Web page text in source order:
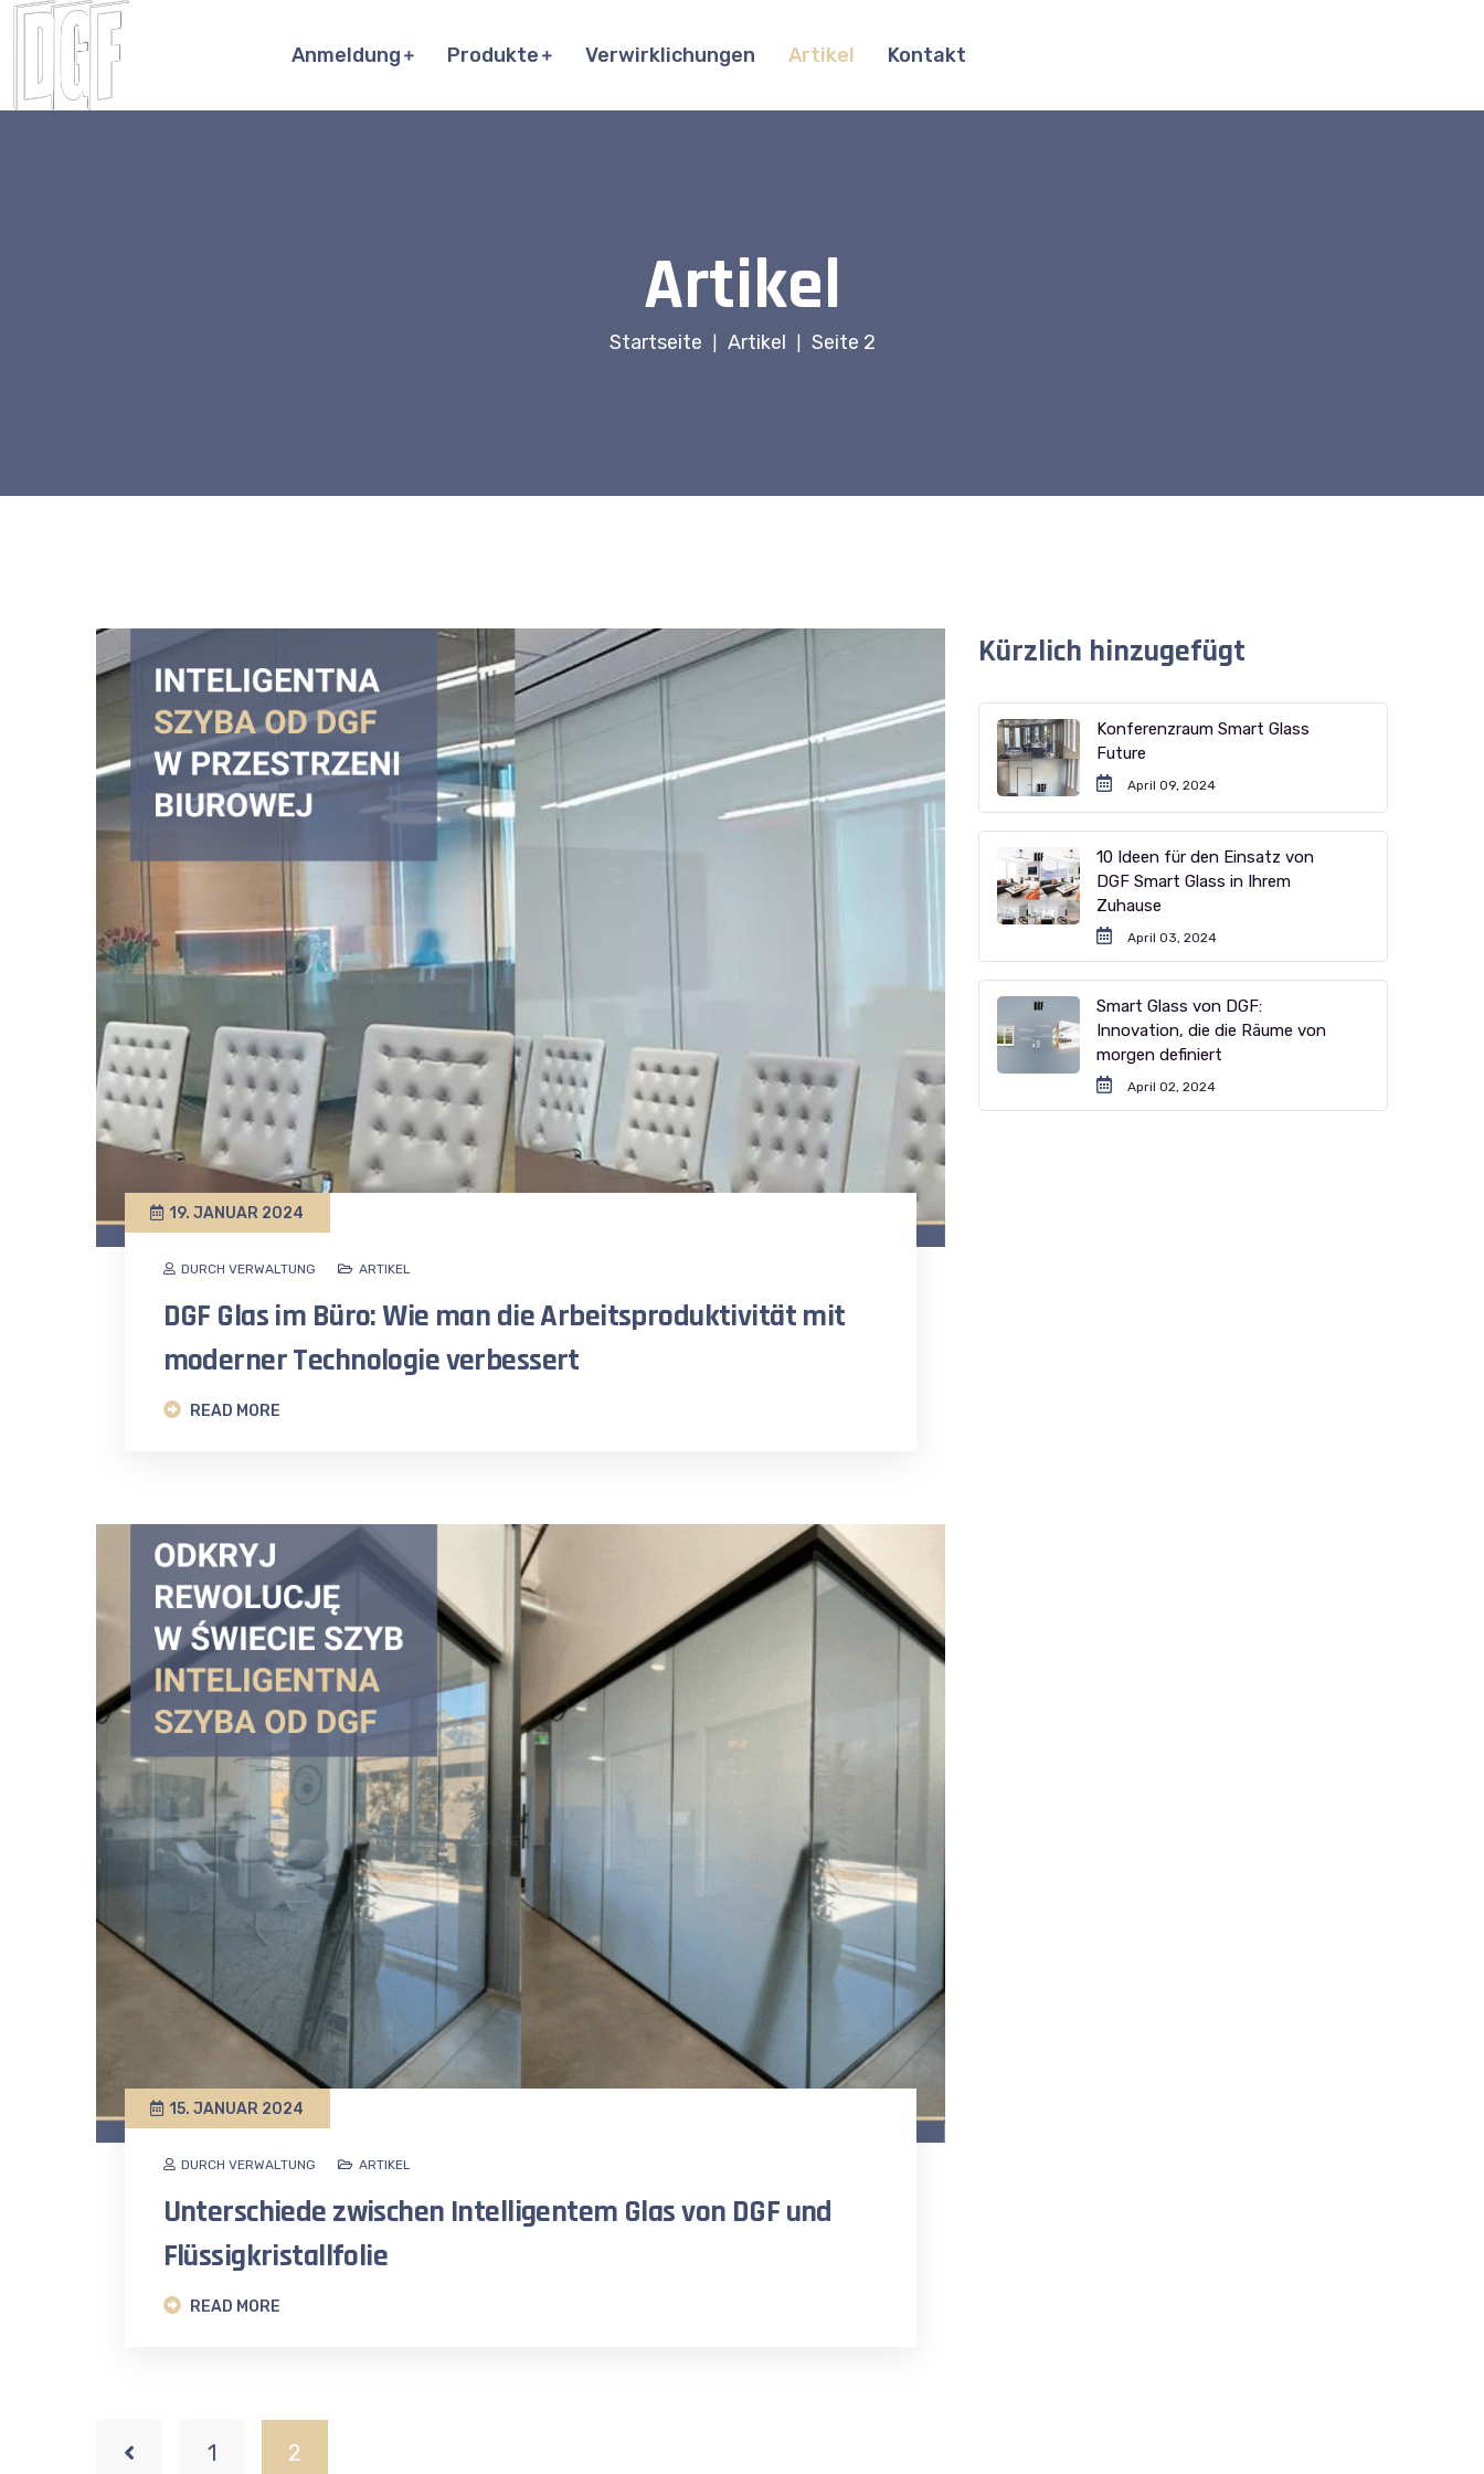
Anmeldung Produkte Verwirklichungen Artikel Kontakt
Artikel
Startseite Artikel Seite 2
DURCH VERWALTUNG
19. JANUAR 2024
ARTIKEL
DGF Glas im Büro: Wie man die Arbeitsproduktivität mit
moderner Technologie verbessert
READ MORE
DURCH VERWALTUNG
15. JANUAR 2024
ARTIKEL
Unterschiede zwischen Intelligentem Glas von DGF und
Flüssigkristallfolie
READ MORE
1 2
Kürzlich hinzugefügt
Konferenzraum Smart Glass
Future
April 09, 2024
10 Ideen für den Einsatz von
DGF Smart Glass in Ihrem
Zuhause
April 03, 2024
Smart Glass von DGF:
Innovation, die die Räume von
morgen definiert
April 02, 2024